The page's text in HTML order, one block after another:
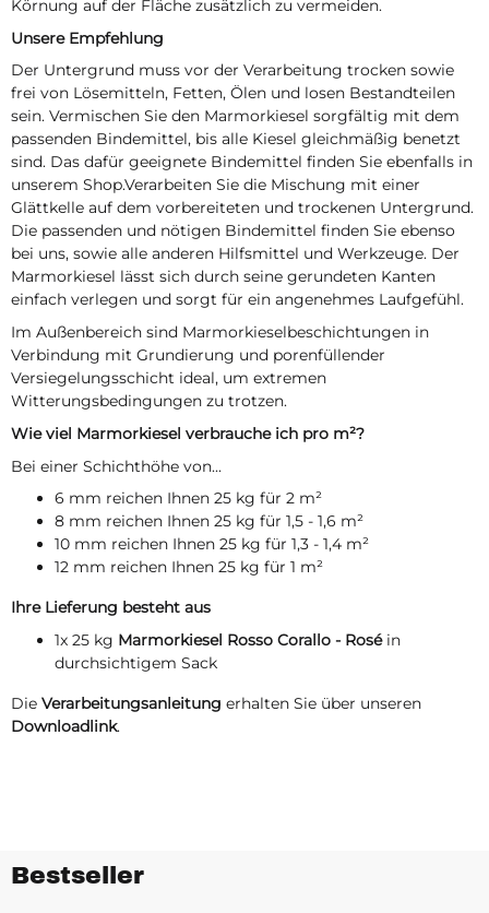
Körnung auf der Fläche zusätzlich zu vermeiden.
Unsere Empfehlung
Der Untergrund muss vor der Verarbeitung trocken sowie
frei von Lösemitteln, Fetten, Ölen und losen Bestandteilen
sein. Vermischen Sie den Marmorkiesel sorgfältig mit dem
passenden Bindemittel, bis alle Kiesel gleichmäßig benetzt
sind. Das dafür geeignete Bindemittel finden Sie ebenfalls in
unserem Shop.Verarbeiten Sie die Mischung mit einer
Glättkelle auf dem vorbereiteten und trockenen Untergrund.
Die passenden und nötigen Bindemittel finden Sie ebenso
bei uns, sowie alle anderen Hilfsmittel und Werkzeuge. Der
Marmorkiesel lässt sich durch seine gerundeten Kanten
einfach verlegen und sorgt für ein angenehmes Laufgefühl.
Im Außenbereich sind Marmorkieselbeschichtungen in
Verbindung mit Grundierung und porenfüllender
Versiegelungsschicht ideal, um extremen
Witterungsbedingungen zu trotzen.
Wie viel Marmorkiesel verbrauche ich pro m²?
Bei einer Schichthöhe von...
6 mm reichen Ihnen 25 kg für 2 m²
8 mm reichen Ihnen 25 kg für 1,5 - 1,6 m²
10 mm reichen Ihnen 25 kg für 1,3 - 1,4 m²
12 mm reichen Ihnen 25 kg für 1 m²
Ihre Lieferung besteht aus
1x 25 kg Marmorkiesel Rosso Corallo - Roséin
durchsichtigem Sack
Die Verarbeitungsanleitung erhalten Sie über unseren
Downloadlink.
Bestseller